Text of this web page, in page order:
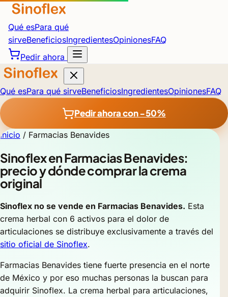
Qué esPara qué
sirveBeneficiosIngredientesOpinionesFAQ
Pedir ahora
Qué esPara qué sirveBeneficiosIngredientesOpinionesFAQ
Pedir ahora con −50%
Inicio / Farmacias Benavides
Sinoflex en Farmacias Benavides:
precio y dónde comprar la crema
original
Sinoflex no se vende en Farmacias Benavides. Esta
crema herbal con 6 activos para el dolor de
articulaciones se distribuye exclusivamente a través del
sitio oficial de Sinoflex.
Farmacias Benavides tiene fuerte presencia en el norte
de México y por eso muchas personas la buscan para
adquirir Sinoflex. La crema herbal para articulaciones,